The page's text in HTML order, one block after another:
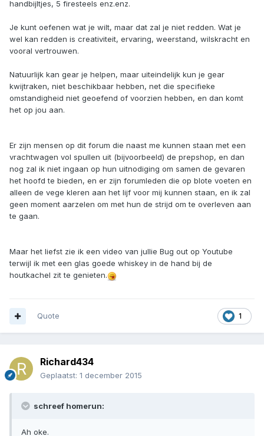
handbijltjes, 5 firesteels enz.enz.
Je kunt oefenen wat je wilt, maar dat zal je niet redden. Wat je
wel kan redden is creativiteit, ervaring, weerstand, wilskracht en
vooral vertrouwen.
Natuurlijk kan gear je helpen, maar uiteindelijk kun je gear
kwijtraken, niet beschikbaar hebben, net die specifieke
omstandigheid niet geoefend of voorzien hebben, en dan komt
het op jou aan.
Er zijn mensen op dit forum die naast me kunnen staan met een
vrachtwagen vol spullen uit (bijvoorbeeld) de prepshop, en dan
nog zal ik niet ingaan op hun uitnodiging om samen de gevaren
het hoofd te bieden, en er zijn forumleden die op blote voeten en
alleen de vege kleren aan het lijf voor mij kunnen staan, en ik zal
geen moment aarzelen om met hun de strijd om te overleven aan
te gaan.
Maar het liefst zie ik een video van jullie Bug out op Youtube
terwijl ik met een glas goede whiskey in de hand bij de
houtkachel zit te genieten.
1
Quote
Richard434
Geplaatst: 1 december 2015
schreef homerun:
Ah oke.